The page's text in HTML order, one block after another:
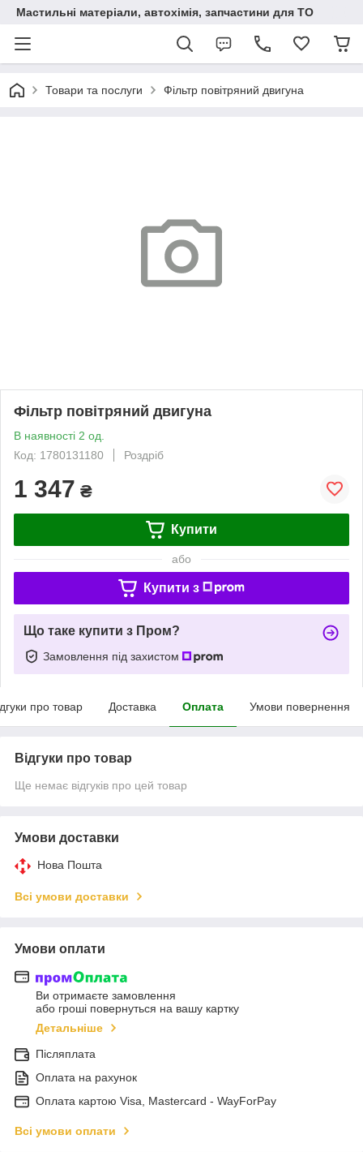
Мастильні матеріали, автохімія, запчастини для ТО
Товари та послуги Фільтр повітряний двигуна
Фільтр повітряний двигуна
В наявності 2 од.
Код: 1780131180
Роздріб
1 347 ₴
Купити
або
Купити з
Що таке купити з Пром?
Замовлення під захистом
про товар Доставка Оплата Умови повернення
Відгуки про товар
Ще немає відгуків про цей товар
Умови доставки
Нова Пошта
Всі умови доставки
Умови оплати
Ви отримаєте замовлення
або гроші повернуться на вашу картку
Детальніше
Післяплата
Оплата на рахунок
Оплата картою Visa, Mastercard - WayForPay
Всі умови оплати